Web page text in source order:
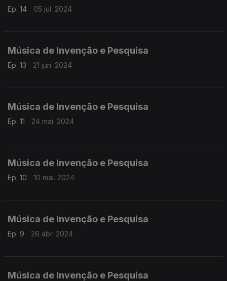
Ep. 14 05 jul. 2024
Música de Invenção e Pesquisa
Ep. 13 21 jun. 2024
Música de Invenção e Pesquisa
Ep. 11 24 mai. 2024
Música de Invenção e Pesquisa
Ep. 10 10 mai. 2024
Música de Invenção e Pesquisa
Ep. 9 26 abr. 2024
Música de Invenção e Pesquisa